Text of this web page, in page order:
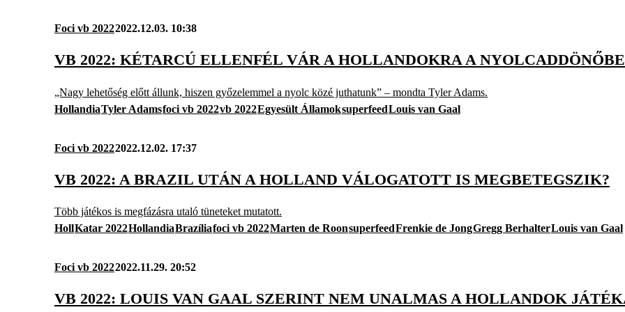
Foci vb 20222022.12.03. 10:38
VB 2022: KÉTARCÚ ELLENFÉL VÁR A HOLLANDOKRA A
„Nagy lehetőség előtt állunk, hiszen győzelemmel a nyolc közé juthatunk” – mondta Tyler Adams.
HollandiaTyler Adamsfoci vb 2022vb 2022Egyesült ÁllamoksuperfeedLouis van Gaal
Foci vb 20222022.12.02. 17:37
VB 2022: A BRAZIL UTÁN A HOLLAND VÁLOGATOTT IS MEGBETEGSZIK?
Több játékos is megfázásra utaló tüneteket mutatott.
HollKatar 2022HollandiaBrazíliafoci vb 2022Marten de RoonsuperfeedFrenkie de JongGregg BerhalterLouis van Gaal
Foci vb 20222022.11.29. 20:52
VB 2022: LOUIS VAN GAAL SZERINT NEM UNALMAS A HOLLANDOK